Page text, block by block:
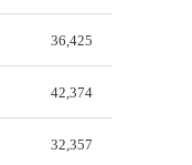
36,425
42,374
32,357